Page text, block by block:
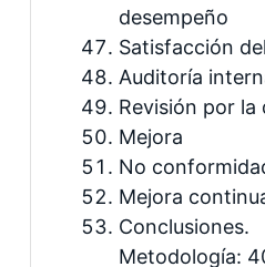
desempeño
Satisfacción
Auditoría
Revisión por la
Mejora
No
Mejora
Conclusiones.
Metodología: